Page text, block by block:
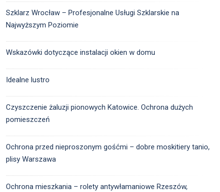
Szklarz Wrocław – Profesjonalne Usługi Szklarskie na
Najwyższym Poziomie
Wskazówki dotyczące instalacji okien w domu
Idealne lustro
Czyszczenie żaluzji pionowych Katowice. Ochrona dużych
pomieszczeń
Ochrona przed nieproszonym gośćmi – dobre moskitiery tanio,
plisy Warszawa
Ochrona mieszkania – rolety antywłamaniowe Rzeszów,